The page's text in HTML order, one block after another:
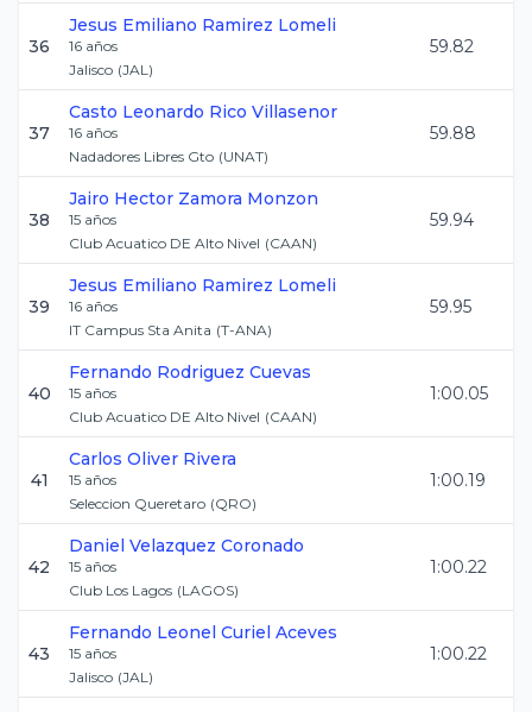
36
Jesus Emiliano Ramirez Lomeli
16 años
Jalisco (JAL)
59.82
37
Casto Leonardo Rico Villasenor
16 años
Nadadores Libres Gto (UNAT)
59.88
38
Jairo Hector Zamora Monzon
15 años
Club Acuatico DE Alto Nivel (CAAN)
59.94
39
Jesus Emiliano Ramirez Lomeli
16 años
IT Campus Sta Anita (T-ANA)
59.95
40
Fernando Rodriguez Cuevas
15 años
Club Acuatico DE Alto Nivel (CAAN)
1:00.05
41
Carlos Oliver Rivera
15 años
Seleccion Queretaro (QRO)
1:00.19
42
Daniel Velazquez Coronado
15 años
Club Los Lagos (LAGOS)
1:00.22
43
Fernando Leonel Curiel Aceves
15 años
Jalisco (JAL)
1:00.22